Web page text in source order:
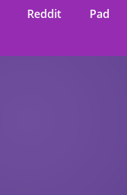
Reddit Pad